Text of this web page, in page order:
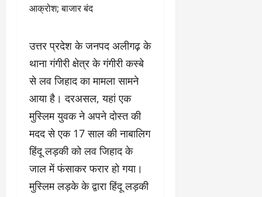
उत्तर प्रदेश के जनपद अलीगढ़ के
थाना गंगीरी क्षेत्र के गंगीरी कस्बे
से लव जिहाद का मामला सामने
आया है। दरअसल, यहां एक
मुस्लिम युवक ने अपने दोस्त की
मदद से एक 17 साल की नाबालिग
हिंदू लड़की को लव जिहाद के
जाल में फंसाकर फरार हो गया।
मुस्लिम लड़के के द्वारा हिंदू लड़की